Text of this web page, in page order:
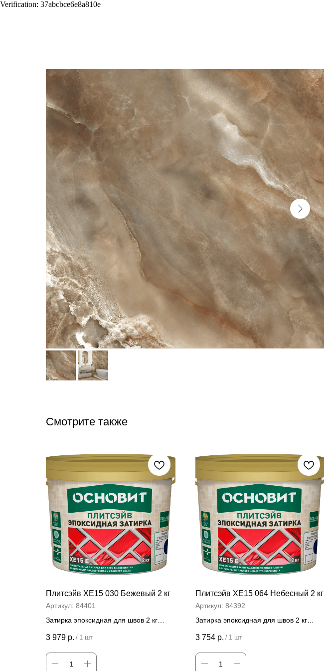
Verification: 37abcbce6e8a810e
Смотрите также
Плитсэйв ХЕ15 030 Бежевый 2 кг
Артикул: 84401
Затирка эпоксидная для швов 2 кг
Цена за штуку
3 979 р. / 1 шт
Плитсэйв ХЕ15 064 Небесный 2 кг
Артикул: 84392
Затирка эпоксидная для швов 2 кг
Цена за штуку
3 754 р. / 1 шт